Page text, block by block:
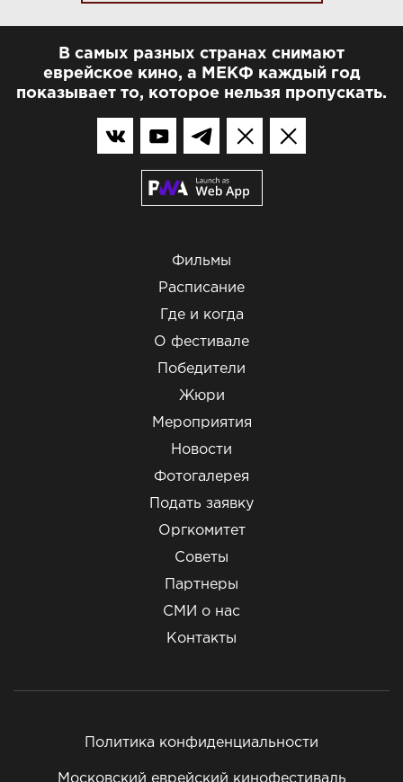
В самых разных странах снимают
еврейское кино, а МЕКФ каждый год
показывает то, которое нельзя пропускать.
Фильмы
Расписание
Где и когда
О фестивале
Победители
Жюри
Мероприятия
Новости
Фотогалерея
Подать заявку
Оргкомитет
Советы
Партнеры
СМИ о нас
Контакты
Московский еврейский кинофестиваль
Политика конфиденциальности